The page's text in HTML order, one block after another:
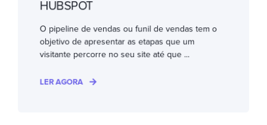
HUBSPOT
O pipeline de vendas ou funil de vendas tem o
objetivo de apresentar as etapas que um
visitante percorre no seu site até que ...
LER AGORA